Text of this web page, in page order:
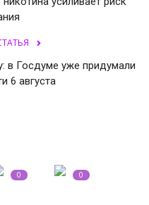
в Госдуме уже придумали
6 августа
0 0